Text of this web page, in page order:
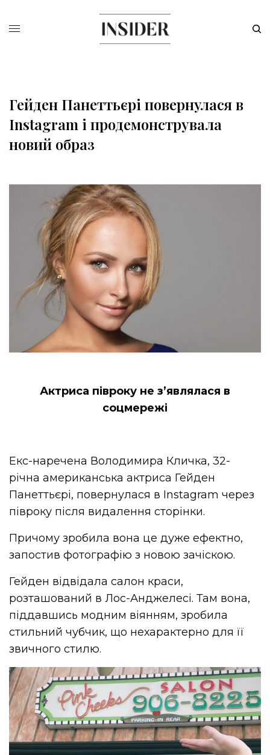
Гейден Панеттьєрі повернулася в
Instagram і продемонструвала
новий образ
Актриса півроку не з’являлася в
соцмережі
Екс-наречена Володимира Кличка, 32-
річна американська актриса Гейден
Панеттьєрі, повернулася в Instagram через
півроку після видалення сторінки.
Причому зробила вона це дуже ефектно,
запостив фотографію з новою зачіскою.
Гейден відвідала салон краси,
розташований в Лос-Анджелесі. Там вона,
піддавшись модним віянням, зробила
стильний чубчик, що нехарактерно для її
звичного стилю.